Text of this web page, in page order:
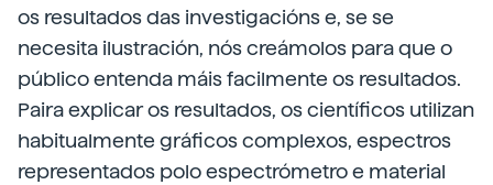
os resultados das investigacións e, se se
necesita ilustración, nós creámolos para que o
público entenda máis facilmente os resultados.
Paira explicar os resultados, os científicos utilizan
habitualmente gráficos complexos, espectros
representados polo espectrómetro e material